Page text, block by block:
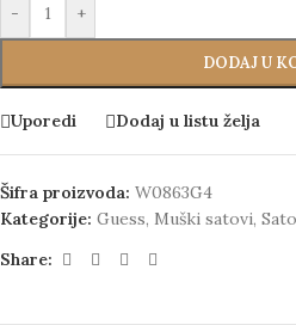
- +
DODAJ U
Uporedi Dodaj u listu želja
Šifra proizvoda: W0863G4
Kategorije: Guess, Muški satovi,
Share: